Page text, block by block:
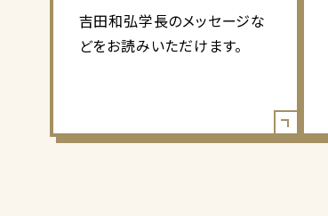
吉田和弘学長のメッセージな
どをお読みいただけます。